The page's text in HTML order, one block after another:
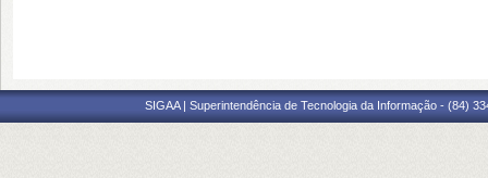
SIGAA | Superintendência de Tecnologia da Informação - (84)